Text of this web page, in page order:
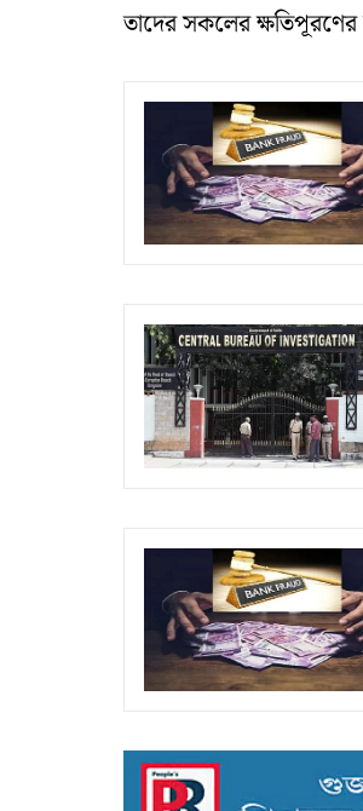
তাদের সকলের ক্ষতিপূরণের